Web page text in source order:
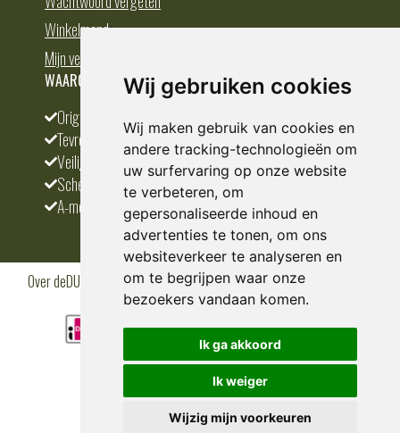
Wij gebruiken cookies
Wij maken gebruik van cookies en
andere tracking-technologieën om
uw surfervaring op onze website
te verbeteren, om
gepersonaliseerde inhoud en
advertenties te tonen, om ons
websiteverkeer te analyseren en
om te begrijpen waar onze
bezoekers vandaan komen.
Ik ga akkoord
Ik weiger
Wijzig mijn voorkeuren
Winkelmand
Mijn verlanglijst
WAAROM BESTELLEN BIJ DEDUMP.NL
Origineel en divers
Tevreden klanten
Veilig betalen
Scherpste prijs
A-merken
Over deDUMP.nl Algemene voorwaardenPrivacy PolicyKlantenservice
CookiesBlogs